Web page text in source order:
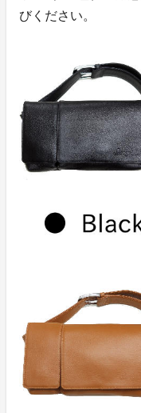
びください。